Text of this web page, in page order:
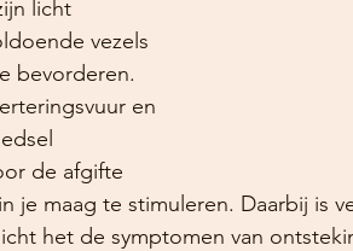
licht
vezels
bevorderen.
en
de afgifte
je maag te stimuleren. Daarbij is
het de symptomen van